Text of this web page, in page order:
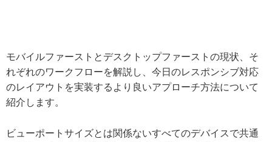
モバイルファーストとデスクトップファーストの現状、そ
れぞれのワークフローを解説し、今日のレスポンシブ対応
のレイアウトを実装するより良いアプローチ方法について
紹介します。
ビューポートサイズとは関係ないすべてのデバイスで共通